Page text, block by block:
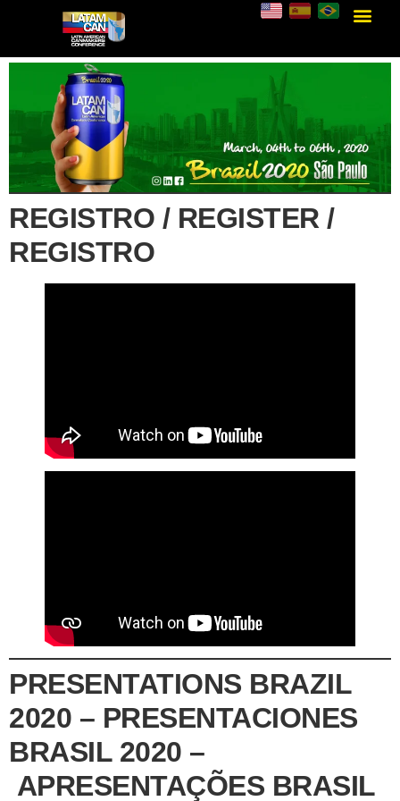
REGISTRO / REGISTER /
REGISTRO
PRESENTATIONS BRAZIL
2020 – PRESENTACIONES
BRASIL 2020 –
APRESENTAÇÕES BRASIL